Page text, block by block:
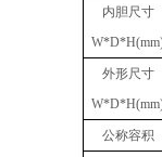
内胆尺寸
外形尺寸
公称容积